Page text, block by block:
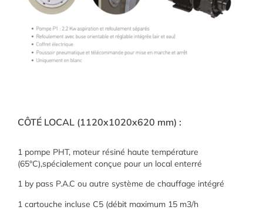
CÔTÉ LOCAL (1120x1020x620 mm) :
1 pompe PHT, moteur résiné haute température
(65°C),spécialement conçue pour un local enterré
1 by pass P.A.C ou autre système de chauffage intégré
1 cartouche incluse C5 (débit maximum 15 m3/h